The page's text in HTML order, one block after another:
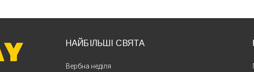
НАЙБІЛЬШІ СВЯТА
Вербна неділя